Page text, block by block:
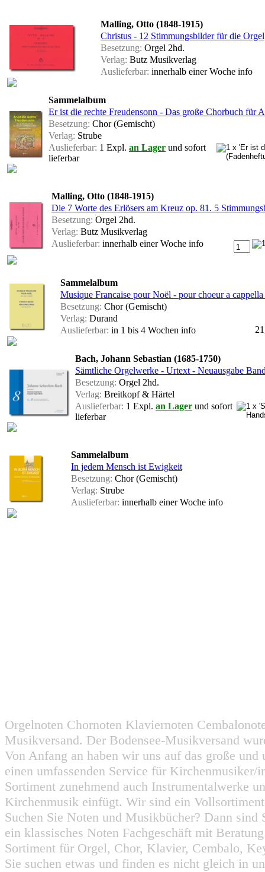
Malling, Otto (1848-1915)
Christus - 12 Stimmungsbilder für die Orgel
Besetzung: Orgel 2hd.
Verlag: Butz Musikverlag
Auslieferbar: innerhalb einer Woche info
Sammelalbum
Er ist die rechte Freudensonn - Das große Chorbuch für
Besetzung: Chor (Gemischt)
Verlag: Strube
Auslieferbar: 1 Expl. an Lager und sofort
lieferbar
Malling, Otto (1848-1915)
Die 7 Worte des Erlösers am Kreuz op. 81. 5
Besetzung: Orgel 2hd.
Verlag: Butz Musikverlag
Auslieferbar: innerhalb einer Woche info
Sammelalbum
Musique Francaise pour Noël - pour choeur a
Besetzung: Chor (Gemischt)
Verlag: Durand
Auslieferbar: in 1 bis 4 Wochen info
Bach, Johann Sebastian (1685-1750)
Sämtliche Orgelwerke - Urtext - Neuausgabe
Besetzung: Orgel 2hd.
Verlag: Breitkopf & Härtel
Auslieferbar: 1 Expl. an Lager und sofort
lieferbar
Sammelalbum
In jedem Mensch ist Ewigkeit
Besetzung: Chor (Gemischt)
Verlag: Strube
Auslieferbar: innerhalb einer Woche info
Orgelnoten Chornoten Klaviernoten
Musikversand. Der Bodensee-Musikversand
Von Anfang an haben wir uns auf das große
einen umfassenden Service für
Sortiment zunehmend auch Instrumentalwerke
Kirchenmusik einfügt. Wir sind ein
Suchen Sie Noten und Musikbücher? Dann
ein klassisches Noten Fachgeschäft mit
Sortiment für Orgel, Chor, Klavier, Cembalo,
Sie suchen etwas und finden es nicht gleich in